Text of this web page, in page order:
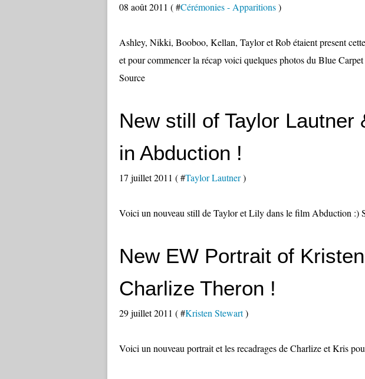
08 août 2011 ( #Cérémonies - Apparitions)
Ashley, Nikki, Booboo, Kellan, Taylor et Rob étaient present
et pour commencer la récap voici quelques photos du Blue
Source
New still of Taylor Lautner
in Abduction !
17 juillet 2011 ( #Taylor Lautner)
Voici un nouveau still de Taylor et Lily dans le film Abduction :)
New EW Portrait of
Charlize Theron !
29 juillet 2011 ( #Kristen Stewart)
Voici un nouveau portrait et les recadrages de Charlize et Kris